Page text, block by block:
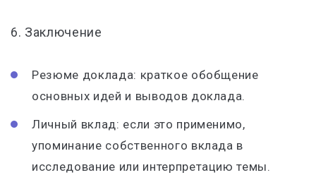
6. Заключение
Резюме доклада: краткое обобщение
основных идей и выводов доклада.
Личный вклад: если это применимо,
упоминание собственного вклада в
исследование или интерпретацию темы.